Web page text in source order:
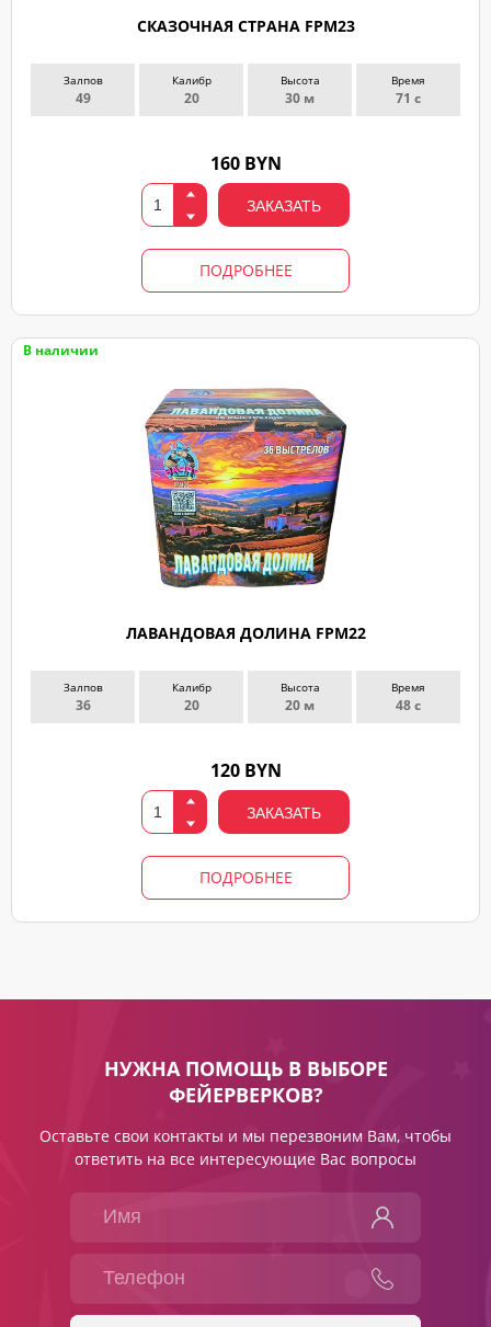
СКАЗОЧНАЯ СТРАНА FPM23
Залпов
49
Калибр
20
Высота
30 м
Время
71 с
160 BYN
ЗАКАЗАТЬ
ПОДРОБНЕЕ
В наличии
ЛАВАНДОВАЯ ДОЛИНА FPM22
Залпов
36
Калибр
20
Высота
20 м
Время
48 с
120 BYN
ЗАКАЗАТЬ
ПОДРОБНЕЕ
НУЖНА ПОМОЩЬ В ВЫБОРЕ
ФЕЙЕРВЕРКОВ?
Оставьте свои контакты и мы перезвоним Вам, чтобы
ответить на все интересующие Вас вопросы